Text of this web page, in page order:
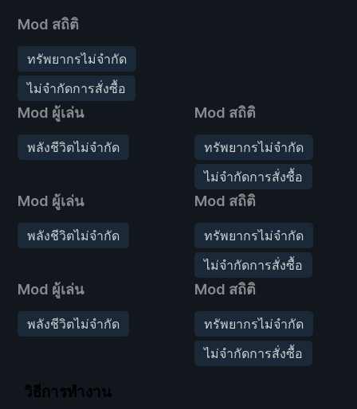
Mod สถิติ
ทรัพยากรไม่จำกัด
ไม่จำกัดการสั่งซื้อ
Mod ผู้เล่น
พลังชีวิตไม่จำกัด
Mod สถิติ
ทรัพยากรไม่จำกัด
ไม่จำกัดการสั่งซื้อ
Mod ผู้เล่น
พลังชีวิตไม่จำกัด
Mod สถิติ
ทรัพยากรไม่จำกัด
ไม่จำกัดการสั่งซื้อ
Mod ผู้เล่น
พลังชีวิตไม่จำกัด
Mod สถิติ
ทรัพยากรไม่จำกัด
ไม่จำกัดการสั่งซื้อ
วิธีการทำงาน